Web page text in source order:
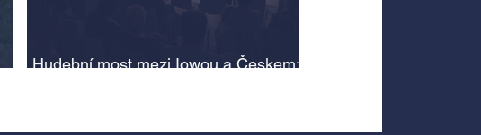
Hudební most mezi Iowou a Českem: